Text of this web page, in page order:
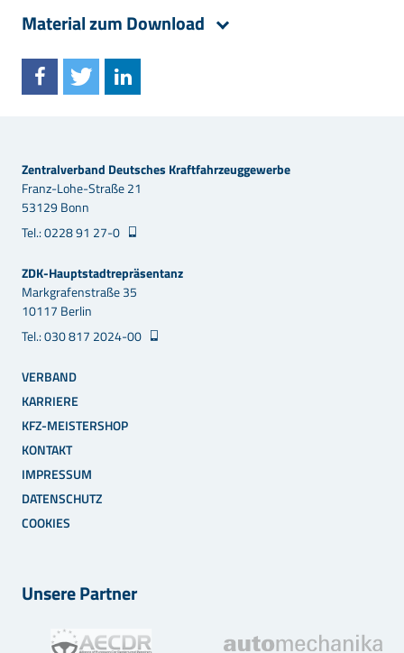
Material zum Download
Zentralverband Deutsches Kraftfahrzeuggewerbe
Franz-Lohe-Straße 21
53129 Bonn
Tel.: 0228 91 27-0
ZDK-Hauptstadtrepräsentanz
Markgrafenstraße 35
10117 Berlin
Tel.: 030 817 2024-00
VERBAND
KARRIERE
KFZ-MEISTERSHOP
KONTAKT
IMPRESSUM
DATENSCHUTZ
COOKIES
Unsere Partner